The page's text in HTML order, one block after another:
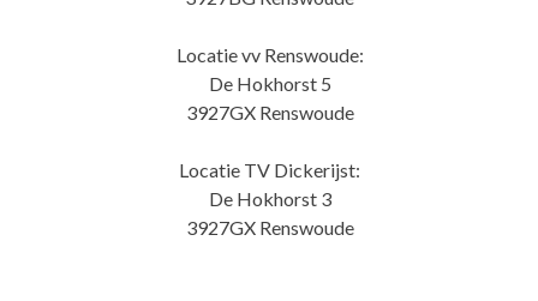
Locatie vv Renswoude:
De Hokhorst 5
3927GX Renswoude
Locatie TV Dickerijst:
De Hokhorst 3
3927GX Renswoude